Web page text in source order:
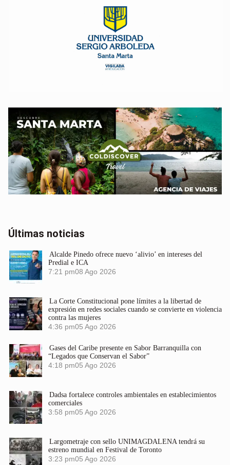
Últimas noticias
Alcalde Pinedo ofrece nuevo ‘alivio’ en intereses del
Predial e ICA
7:21 pm08 Ago 2026
La Corte Constitucional pone límites a la libertad de
expresión en redes sociales cuando se convierte en violencia
contra las mujeres
4:36 pm05 Ago 2026
Gases del Caribe presente en Sabor Barranquilla con
“Legados que Conservan el Sabor”
4:18 pm05 Ago 2026
Dadsa fortalece controles ambientales en establecimientos
comerciales
3:58 pm05 Ago 2026
Largometraje con sello UNIMAGDALENA tendrá su
estreno mundial en Festival de Toronto
3:23 pm05 Ago 2026